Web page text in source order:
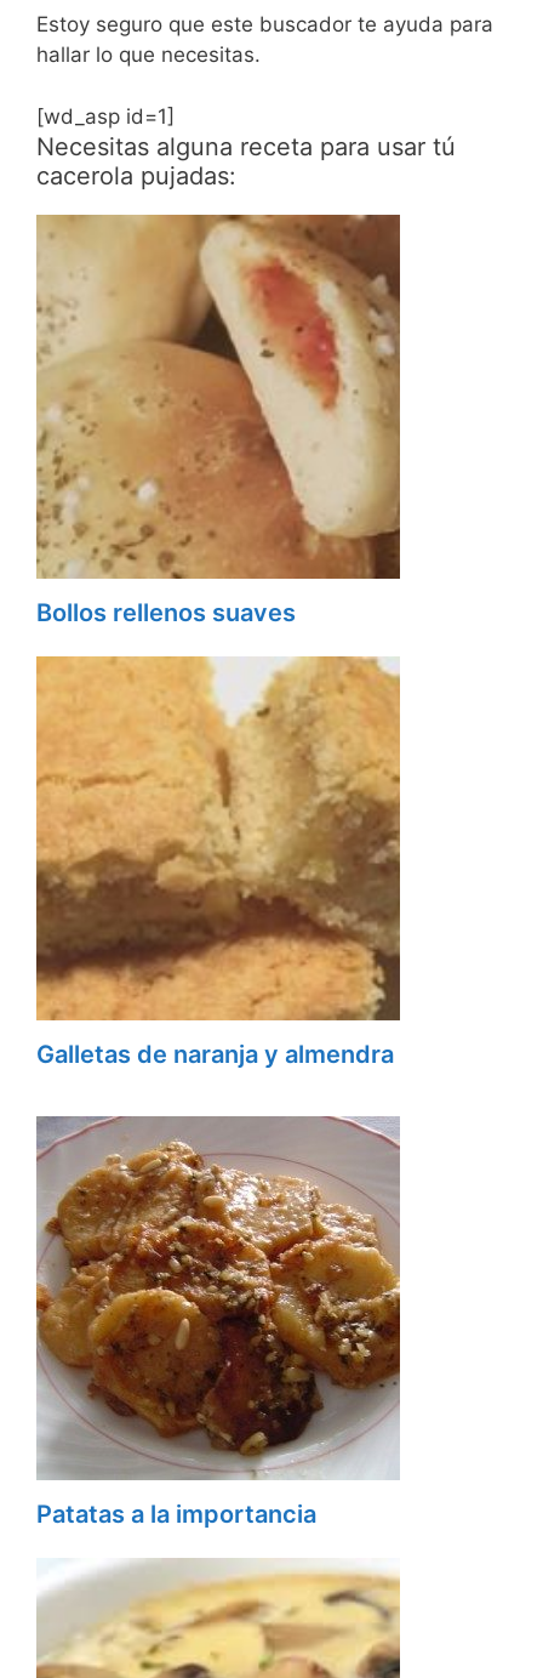
Estoy seguro que este buscador te ayuda para
hallar lo que necesitas.
[wd_asp id=1]
Necesitas alguna receta para usar tú
cacerola pujadas:
Bollos rellenos suaves
Galletas de naranja y almendra
Patatas a la importancia